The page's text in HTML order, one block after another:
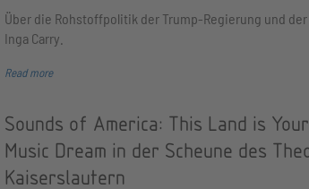
Über die Rohstoffpolitik der Trump-Regierung und
Inga Carry.
Read more
Sounds of America: This Land is
Music Dream in der Scheune des
Kaiserslautern